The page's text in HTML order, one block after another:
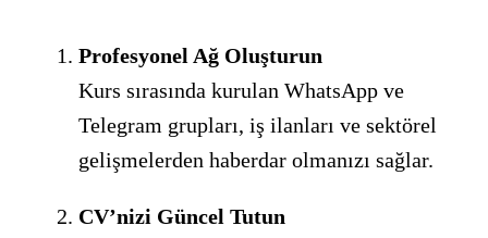
Profesyonel Ağ Oluşturun
Kurs sırasında kurulan WhatsApp ve
Telegram grupları, iş ilanları ve sektörel
gelişmelerden haberdar olmanızı sağlar.
CV’nizi Güncel Tutun